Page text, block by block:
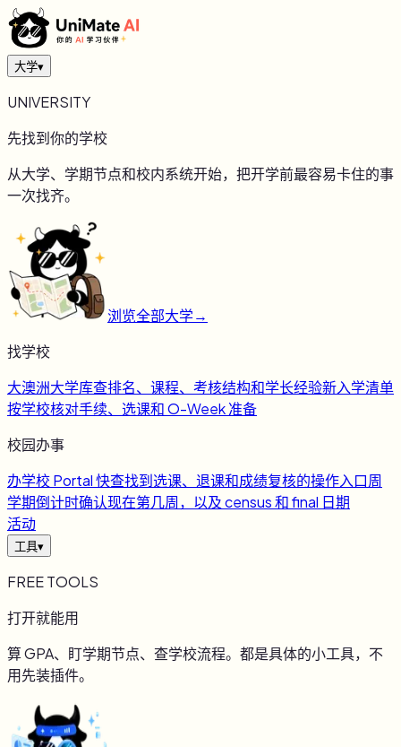
大学▾
UNIVERSITY
先找到你的学校
从大学、学期节点和校内系统开始，把开学前最容易卡住的事
一次找齐。
浏览全部大学→
找学校
大澳洲大学库查排名、课程、考核结构和学长经验新入学清单
按学校核对手续、选课和 O-Week 准备
校园办事
办学校 Portal 快查找到选课、退课和成绩复核的操作入口周
学期倒计时确认现在第几周，以及 census 和 final 日期
活动
工具▾
FREE TOOLS
打开就能用
算 GPA、盯学期节点、查学校流程。都是具体的小工具，不
用先装插件。